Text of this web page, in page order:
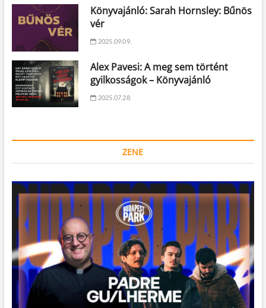
Könyvajánló: Sarah Hornsley: Bűnös
vér
2025.09.09.
Alex Pavesi: A meg sem történt
gyilkosságok – Könyvajánló
2025.07.28.
ZENE